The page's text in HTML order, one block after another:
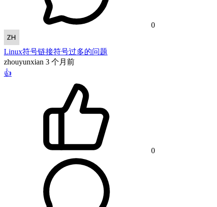
0
Linux符号链接符号过多的问题
zhouyunxian 3 个月前
👍
0